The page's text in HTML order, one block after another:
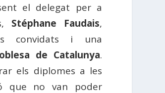
el delegat per a
Stéphane Faudais,
convidats i una
de Catalunya.
els diplomes a les
que no van poder